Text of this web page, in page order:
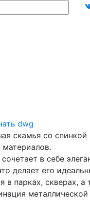
dwg
скамья со спинкой
материалов.
в себе
делает его
в парках, скверах,